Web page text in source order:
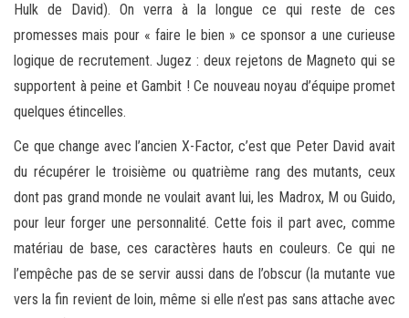
Hulk de David). On verra à la longue ce qui reste de ces
promesses mais pour « faire le bien » ce sponsor a une curieuse
logique de recrutement. Jugez : deux rejetons de Magneto qui se
supportent à peine et Gambit ! Ce nouveau noyau d’équipe promet
quelques étincelles.
Ce que change avec l’ancien X-Factor, c’est que Peter David avait
du récupérer le troisième ou quatrième rang des mutants, ceux
dont pas grand monde ne voulait avant lui, les Madrox, M ou Guido,
pour leur forger une personnalité. Cette fois il part avec, comme
matériau de base, ces caractères hauts en couleurs. Ce qui ne
l’empêche pas de se servir aussi dans de l’obscur (la mutante vue
vers la fin revient de loin, même si elle n’est pas sans attache avec